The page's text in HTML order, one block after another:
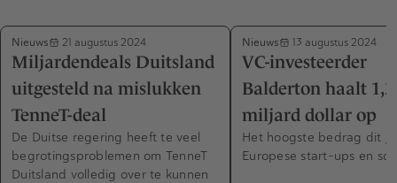
Nieuws 21 augustus 2024
Miljardendeals Duitsland
uitgesteld na mislukken
TenneT-deal
De Duitse regering heeft te veel
begrotingsproblemen om TenneT
Duitsland volledig over te kunnen
Nieuws 13 augustus 2024
VC-investeerder
Balderton haalt 1,3
miljard dollar op
Het hoogste bedrag dit
Europese start-ups en